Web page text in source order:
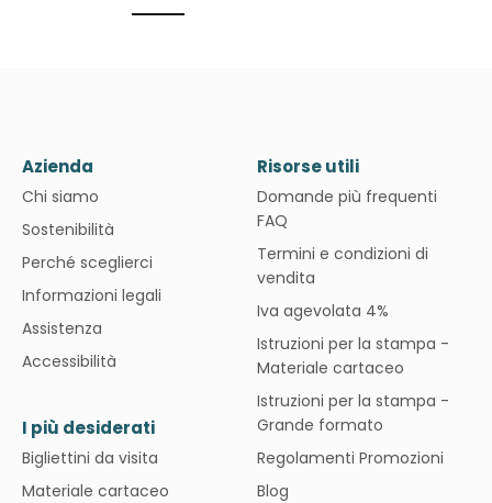
Azienda
Chi siamo
Sostenibilità
Perché sceglierci
Informazioni legali
Assistenza
Accessibilità
Risorse utili
Domande più frequenti
FAQ
Termini e condizioni di
vendita
Iva agevolata 4%
Istruzioni per la stampa -
Materiale cartaceo
Istruzioni per la stampa -
Grande formato
Regolamenti Promozioni
Blog
I più desiderati
Bigliettini da visita
Materiale cartaceo